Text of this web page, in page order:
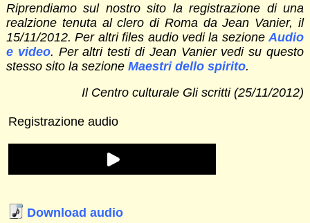
Riprendiamo sul nostro sito la registrazione di una
realzione tenuta al clero di Roma da Jean Vanier, il
15/11/2012. Per altri files audio vedi la sezioneAudio
e video. Per altri testi di Jean Vanier vedi su questo
stesso sito la sezione Maestri dello spirito.
Il Centro culturale Gli scritti (25/11/2012)
Registrazione audio
Download audio